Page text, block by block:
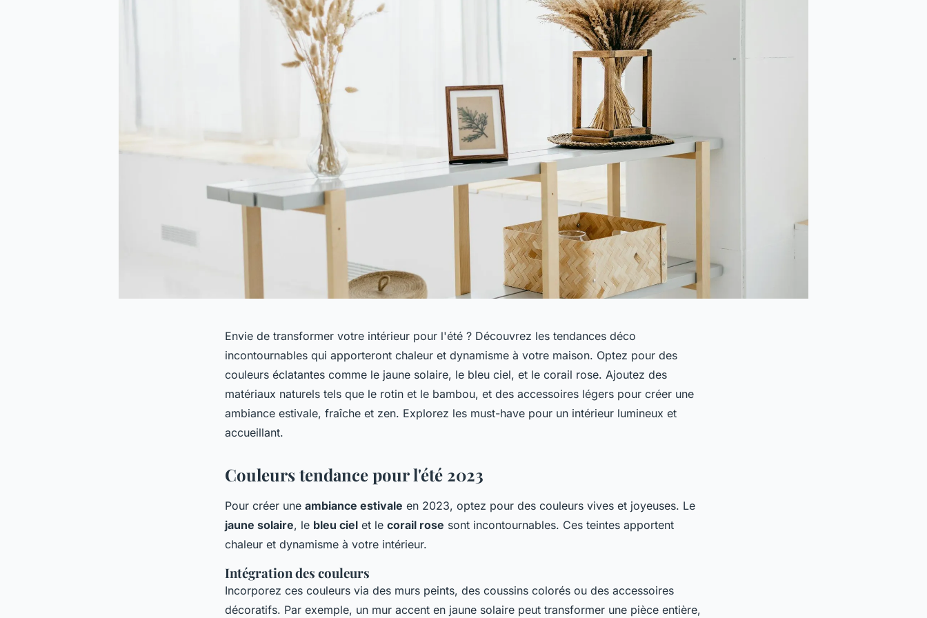
Envie de transformer votre intérieur pour l'été ? Découvrez les tendances déco
incontournables qui apporteront chaleur et dynamisme à votre maison. Optez pour des
couleurs éclatantes comme le jaune solaire, le bleu ciel, et le corail rose. Ajoutez des
matériaux naturels tels que le rotin et le bambou, et des accessoires légers pour créer une
ambiance estivale, fraîche et zen. Explorez les must-have pour un intérieur lumineux et
accueillant.
Couleurs tendance pour l'été 2023
Pour créer une ambiance estivale en 2023, optez pour des couleurs vives et joyeuses. Le
jaune solaire, le bleu ciel et le corail rose sont incontournables. Ces teintes apportent
chaleur et dynamisme à votre intérieur.
Intégration des couleurs
Incorporez ces couleurs via des murs peints, des coussins colorés ou des accessoires
décoratifs. Par exemple, un mur accent en jaune solaire peut transformer une pièce entière,